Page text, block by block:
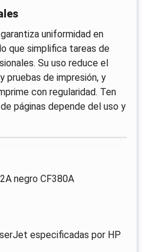
uniformidad en
que simplifica tareas de
Su uso reduce el
pruebas de impresión, y
con regularidad. Ten
páginas depende del uso y
negro CF380A
especificadas por HP